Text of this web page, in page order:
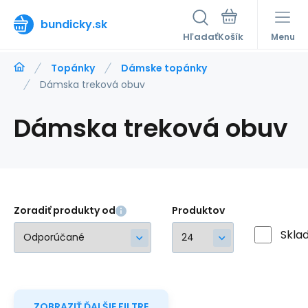
bundicky.sk
Hľadať Menu
Topánky
Dámske topánky
Dámska treková obuv
Dámska treková obuv
Zoradiť produkty od Produktov